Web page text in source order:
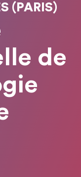
(PARIS)
de